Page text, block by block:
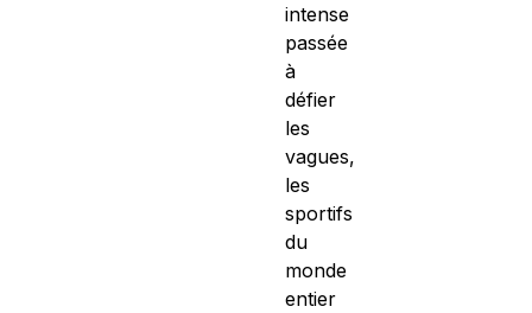
intense
passée
à
défier
les
vagues,
les
sportifs
du
monde
entier